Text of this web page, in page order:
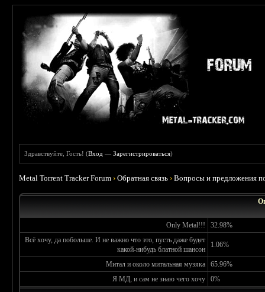
Здравствуйте, Гость! (Вход —Зарегистрироваться)
Metal Torrent Tracker Forum ›Обратная связь ›Вопросы и предложения
Only Metal!!!
32.98%
Всё хочу, да побольше. И не важно что это, пусть даже будет
какой-нибудь блатной шансон
1.06%
Митал и около митальная музяка
65.96%
Я МД, и сам не знаю чего хочу
0%